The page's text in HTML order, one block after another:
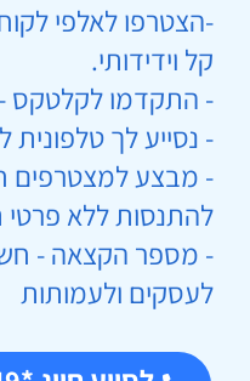
-
קל וידידותי.
- התקדמו לקלטקס -
- נסייע לך
להתנסות ללא
- מספר הקצאה -
לעסקים ולעמותות